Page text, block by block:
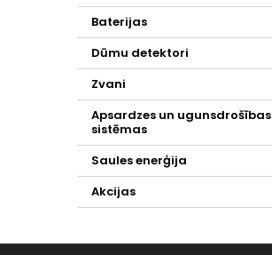
Baterijas
Dūmu detektori
Zvani
Apsardzes un ugunsdrošības
sistēmas
Saules enerģija
Akcijas